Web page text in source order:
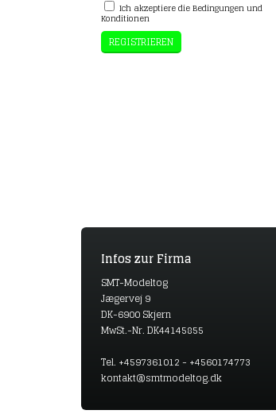
Ich akzeptiere die Bedingungen und
Konditionen
Infos zur Firma
SMT-Modeltog
Jægervej 9
DK-6900 Skjern
MwSt.-Nr. DK44145855
Tel. +4597361012 - +4560174773
kontakt@smtmodeltog.dk